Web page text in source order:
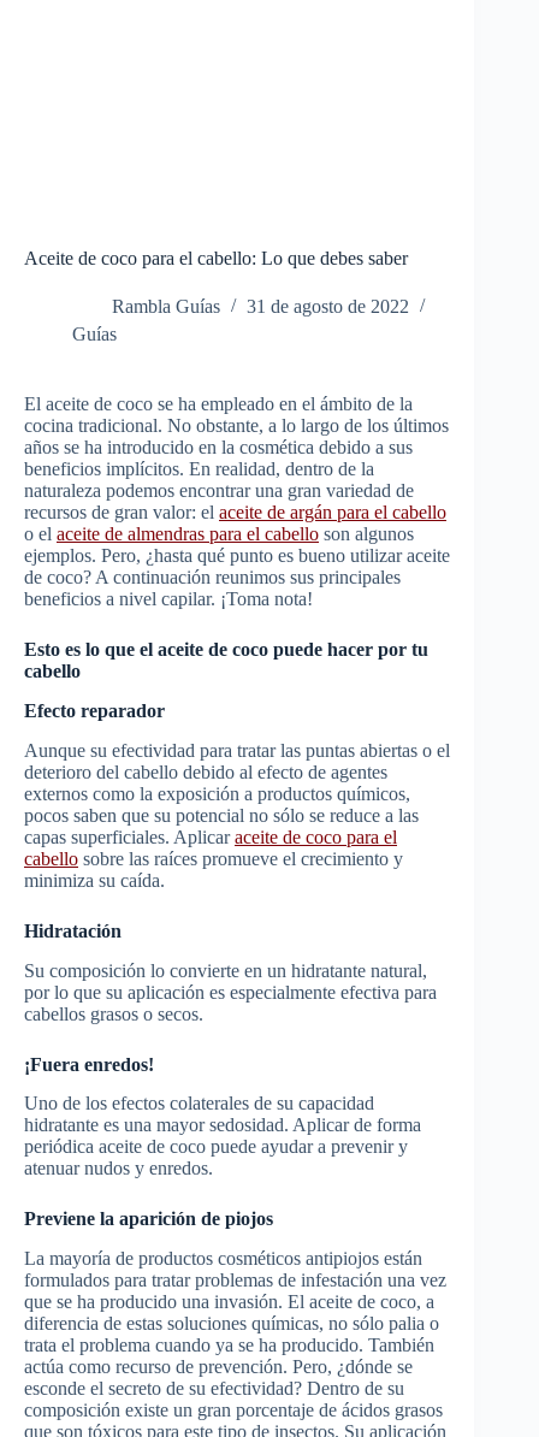
Aceite de coco para el cabello: Lo que debes saber
Rambla Guías
31 de agosto de 2022
Guías
El aceite de coco se ha empleado en el ámbito de la
cocina tradicional. No obstante, a lo largo de los últimos
años se ha introducido en la cosmética debido a sus
beneficios implícitos. En realidad, dentro de la
naturaleza podemos encontrar una gran variedad de
recursos de gran valor: el aceite de argán para el cabello
o el aceite de almendras para el cabello son algunos
ejemplos. Pero, ¿hasta qué punto es bueno utilizar aceite
de coco? A continuación reunimos sus principales
beneficios a nivel capilar. ¡Toma nota!
Esto es lo que el aceite de coco puede hacer por tu
cabello
Efecto reparador
Aunque su efectividad para tratar las puntas abiertas o el
deterioro del cabello debido al efecto de agentes
externos como la exposición a productos químicos,
pocos saben que su potencial no sólo se reduce a las
capas superficiales. Aplicaraceite de coco para el
cabello sobre las raíces promueve el crecimiento y
minimiza su caída.
Hidratación
Su composición lo convierte en un hidratante natural,
por lo que su aplicación es especialmente efectiva para
cabellos grasos o secos.
¡Fuera enredos!
Uno de los efectos colaterales de su capacidad
hidratante es una mayor sedosidad. Aplicar de forma
periódica aceite de coco puede ayudar a prevenir y
atenuar nudos y enredos.
Previene la aparición de piojos
La mayoría de productos cosméticos antipiojos están
formulados para tratar problemas de infestación una vez
que se ha producido una invasión. El aceite de coco, a
diferencia de estas soluciones químicas, no sólo palia o
trata el problema cuando ya se ha producido. También
actúa como recurso de prevención. Pero, ¿dónde se
esconde el secreto de su efectividad? Dentro de su
composición existe un gran porcentaje de ácidos grasos
que son tóxicos para este tipo de insectos. Su aplicación